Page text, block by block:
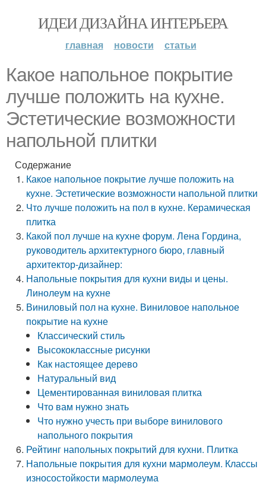
ИДЕИ ДИЗАЙНА ИНТЕРЬЕРА
главная новости статьи
Какое напольное покрытие
лучше положить на кухне.
Эстетические возможности
напольной плитки
Содержание
Какое напольное покрытие лучше положить на
кухне. Эстетические возможности напольной плитки
Что лучше положить на пол в кухне. Керамическая
плитка
Какой пол лучше на кухне форум. Лена Гордина,
руководитель архитектурного бюро, главный
архитектор-дизайнер:
Напольные покрытия для кухни виды и цены.
Линолеум на кухне
Виниловый пол на кухне. Виниловое напольное
покрытие на кухне
Классический стиль
Высококлассные рисунки
Как настоящее дерево
Натуральный вид
Цементированная виниловая плитка
Что вам нужно знать
Что нужно учесть при выборе винилового
напольного покрытия
Рейтинг напольных покрытий для кухни. Плитка
Напольные покрытия для кухни мармолеум. Классы
износостойкости мармолеума